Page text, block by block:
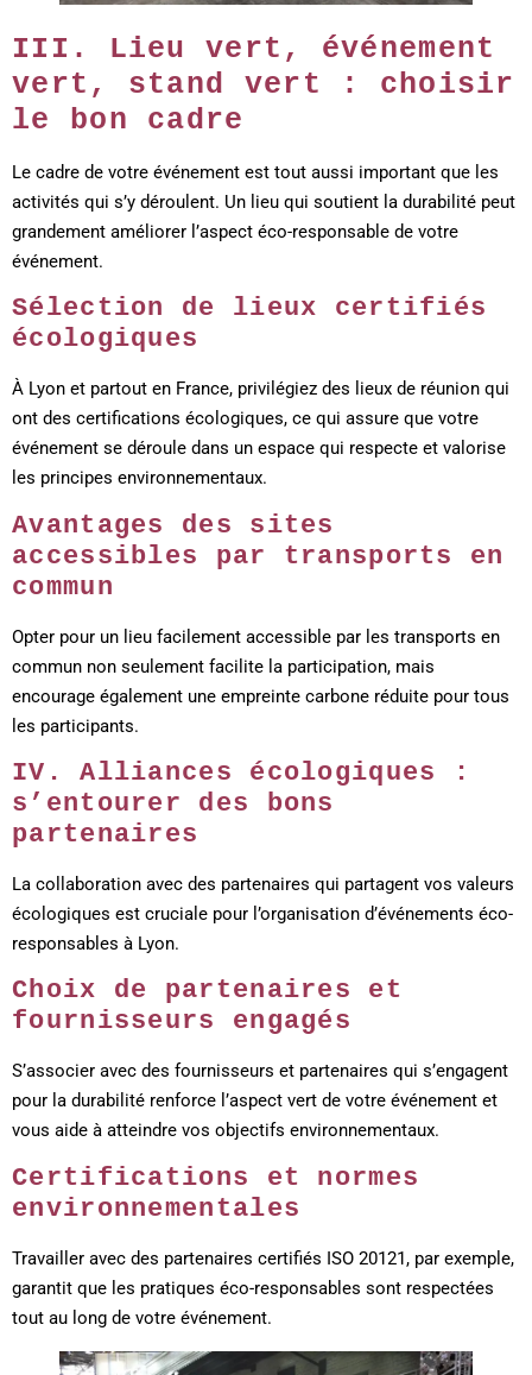
III. Lieu vert, événement
vert, stand vert : choisir
le bon cadre
Le cadre de votre événement est tout aussi important que les
activités qui s’y déroulent. Un lieu qui soutient la durabilité peut
grandement améliorer l’aspect éco-responsable de votre
événement.
Sélection de lieux certifiés
écologiques
À Lyon et partout en France, privilégiez des lieux de réunion qui
ont des certifications écologiques, ce qui assure que votre
événement se déroule dans un espace qui respecte et valorise
les principes environnementaux.
Avantages des sites
accessibles par transports en
commun
Opter pour un lieu facilement accessible par les transports en
commun non seulement facilite la participation, mais
encourage également une empreinte carbone réduite pour tous
les participants.
IV. Alliances écologiques :
s’entourer des bons
partenaires
La collaboration avec des partenaires qui partagent vos valeurs
écologiques est cruciale pour l’organisation d’événements éco-
responsables à Lyon.
Choix de partenaires et
fournisseurs engagés
S’associer avec des fournisseurs et partenaires qui s’engagent
pour la durabilité renforce l’aspect vert de votre événement et
vous aide à atteindre vos objectifs environnementaux.
Certifications et normes
environnementales
Travailler avec des partenaires certifiés ISO 20121, par exemple,
garantit que les pratiques éco-responsables sont respectées
tout au long de votre événement.